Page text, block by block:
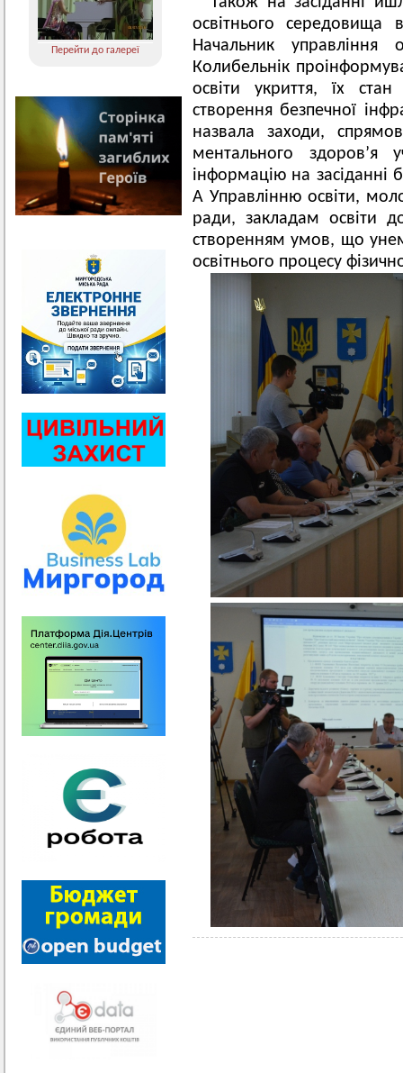
Перейти до галереї
освітнього середовища
Начальник управління
Колибельнік
освіти укриття, їх
створення безпечної
назвала заходи,
ментального здоров’я
інформацію на засіданні
А Управлінню освіти,
ради, закладам освіти
створенням умов, що
освітнього процесу